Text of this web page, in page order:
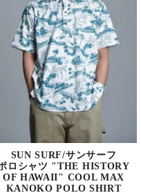
SUN SURF/サンサーフ
ロシャツ "THE HISTORY
OF HAWAII" COOL MAX
KANOKO POLO SHIRT